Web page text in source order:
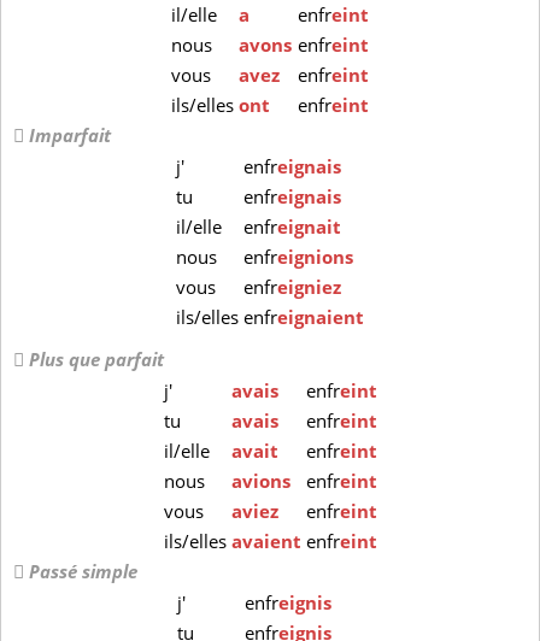
il/elle
a enfreint
nous
avons enfreint
vous
avez enfreint
ils/ellesont enfreint
Imparfait
j'
enfreignais
tu
enfreignais
il/elle
enfreignait
nous
enfreignions
vous
enfreigniez
ils/ellesenfreignaient
Plus que parfait
j'
avais enfreint
tu
avais enfreint
il/elle
avait enfreint
nous
avions enfreint
vous
aviez enfreint
ils/elles avaient enfreint
Passé simple
j'
enfreignis
tu
enfreignis